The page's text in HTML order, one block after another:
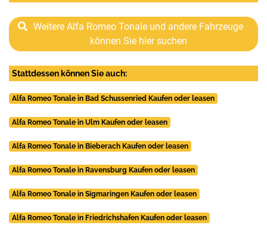
Weitere Alfa Romeo Tonale und andere Fahrzeuge
können Sie hier suchen
Stattdessen können Sie auch:
Alfa Romeo Tonale in Bad Schussenried Kaufen oder leasen
Alfa Romeo Tonale in Ulm Kaufen oder leasen
Alfa Romeo Tonale in Bieberach Kaufen oder leasen
Alfa Romeo Tonale in Ravensburg Kaufen oder leasen
Alfa Romeo Tonale in Sigmaringen Kaufen oder leasen
Alfa Romeo Tonale in Friedrichshafen Kaufen oder leasen